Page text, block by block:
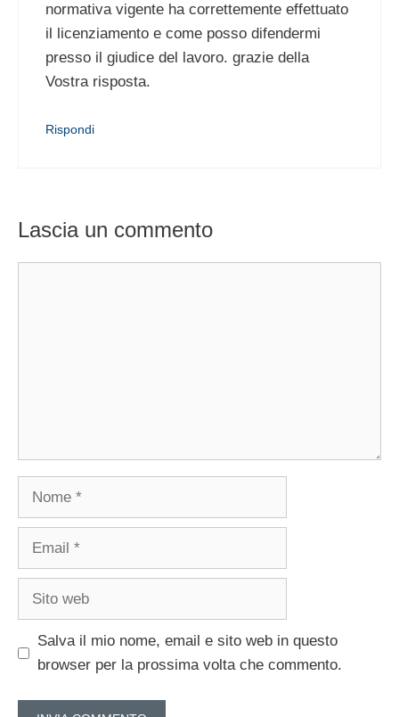
normativa vigente ha correttemente effettuato
il licenziamento e come posso difendermi
presso il giudice del lavoro. grazie della
Vostra risposta.
Rispondi
Lascia un commento
Nome
Email
Sito
Salva il mio nome, email e sito web in questo
browser per la prossima volta che commento.